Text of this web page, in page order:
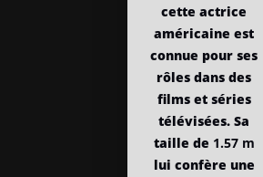
cette actrice
américaine est
connue pour ses
rôles dans des
films et séries
télévisées. Sa
taille de 1.57 m
lui confère une